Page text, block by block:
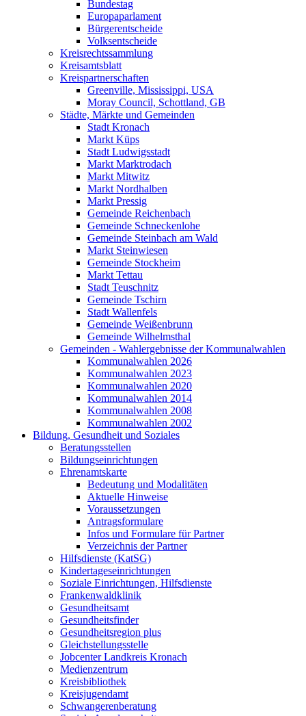
Bundestag
Europaparlament
Bürgerentscheide
Volksentscheide
Kreisrechtssammlung
Kreisamtsblatt
Kreispartnerschaften
Greenville, Mississippi, USA
Moray Council, Schottland, GB
Städte, Märkte und Gemeinden
Stadt Kronach
Markt Küps
Stadt Ludwigsstadt
Markt Marktrodach
Markt Mitwitz
Markt Nordhalben
Markt Pressig
Gemeinde Reichenbach
Gemeinde Schneckenlohe
Gemeinde Steinbach am Wald
Markt Steinwiesen
Gemeinde Stockheim
Markt Tettau
Stadt Teuschnitz
Gemeinde Tschirn
Stadt Wallenfels
Gemeinde Weißenbrunn
Gemeinde Wilhelmsthal
Gemeinden - Wahlergebnisse der Kommunalwahlen
Kommunalwahlen 2026
Kommunalwahlen 2023
Kommunalwahlen 2020
Kommunalwahlen 2014
Kommunalwahlen 2008
Kommunalwahlen 2002
Bildung, Gesundheit und Soziales
Beratungsstellen
Bildungseinrichtungen
Ehrenamtskarte
Bedeutung und Modalitäten
Aktuelle Hinweise
Voraussetzungen
Antragsformulare
Infos und Formulare für Partner
Verzeichnis der Partner
Hilfsdienste (KatSG)
Kindertageseinrichtungen
Soziale Einrichtungen, Hilfsdienste
Frankenwaldklinik
Gesundheitsamt
Gesundheitsfinder
Gesundheitsregion plus
Gleichstellungsstelle
Jobcenter Landkreis Kronach
Medienzentrum
Kreisbibliothek
Kreisjugendamt
Schwangerenberatung